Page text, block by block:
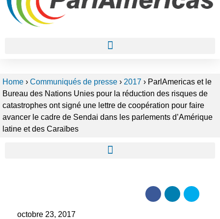
Home › Communiqués de presse › 2017 › ParlAmericas et le
Bureau des Nations Unies pour la réduction des risques de
catastrophes ont signé une lettre de coopération pour faire
avancer le cadre de Sendai dans les parlements d’Amérique
latine et des Caraïbes
octobre 23, 2017